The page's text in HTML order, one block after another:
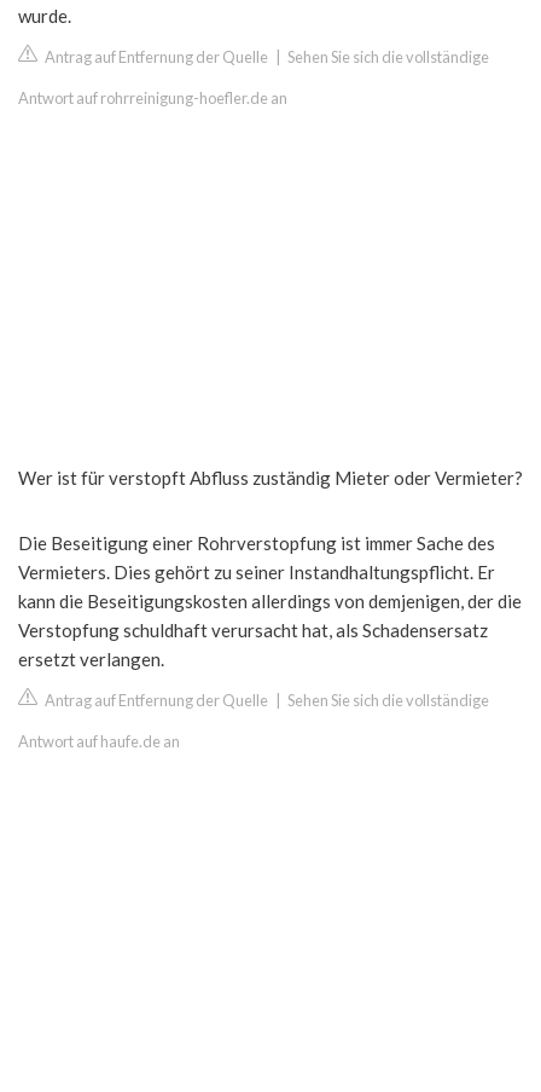
wurde.
Antrag auf Entfernung der Quelle Sehen Sie sich die vollständige
Antwort auf rohrreinigung-hoefler.de an
Wer ist für verstopft Abfluss zuständig Mieter oder Vermieter?
Die Beseitigung einer Rohrverstopfung ist immer Sache des
Vermieters. Dies gehört zu seiner Instandhaltungspflicht. Er
kann die Beseitigungskosten allerdings von demjenigen, der die
Verstopfung schuldhaft verursacht hat, als Schadensersatz
ersetzt verlangen.
Antrag auf Entfernung der Quelle Sehen Sie sich die vollständige
Antwort auf haufe.de an